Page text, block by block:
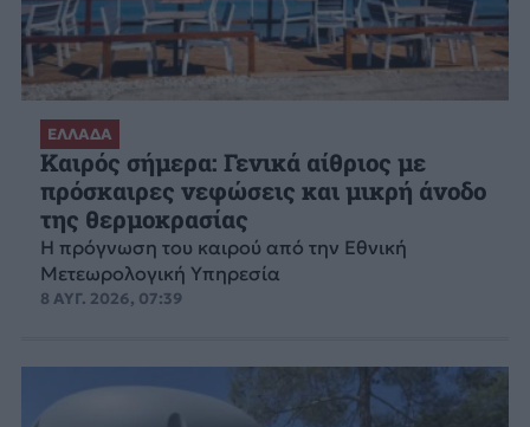
ΕΛΛΑΔΑ
Καιρός σήμερα: Γενικά αίθριος με
πρόσκαιρες νεφώσεις και μικρή άνοδο
της θερμοκρασίας
Η πρόγνωση του καιρού από την Εθνική
Μετεωρολογική Υπηρεσία
8 ΑΥΓ. 2026, 07:39